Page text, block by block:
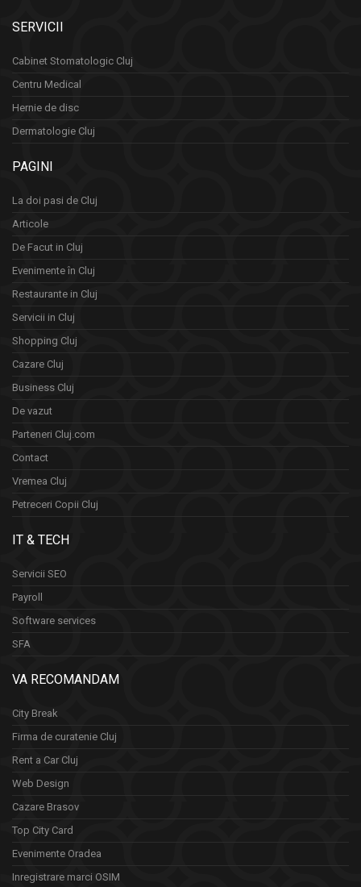
SERVICII
Cabinet Stomatologic Cluj
Centru Medical
Hernie de disc
Dermatologie Cluj
PAGINI
La doi pasi de Cluj
Articole
De Facut in Cluj
Evenimente în Cluj
Restaurante in Cluj
Servicii in Cluj
Shopping Cluj
Cazare Cluj
Business Cluj
De vazut
Parteneri Cluj.com
Contact
Vremea Cluj
Petreceri Copii Cluj
IT & TECH
Servicii SEO
Payroll
Software services
SFA
VA RECOMANDAM
City Break
Firma de curatenie Cluj
Rent a Car Cluj
Web Design
Cazare Brasov
Top City Card
Evenimente Oradea
Inregistrare marci OSIM